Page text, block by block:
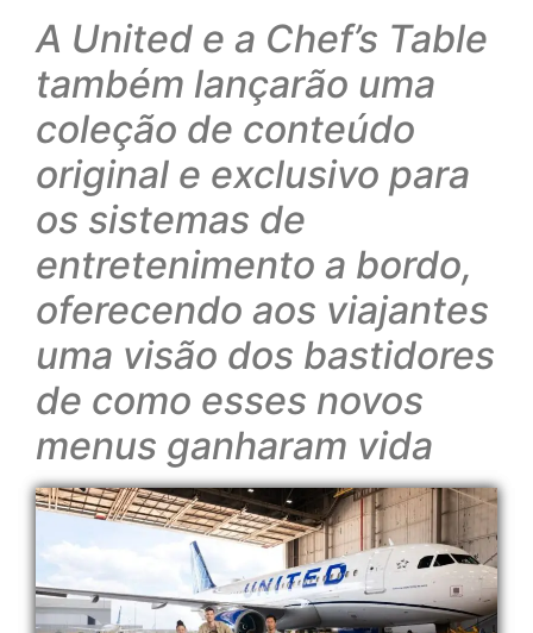
A United e a Chef’s Table
também lançarão uma
coleção de conteúdo
original e exclusivo para
os sistemas de
entretenimento a bordo,
oferecendo aos viajantes
uma visão dos bastidores
de como esses novos
menus ganharam vida